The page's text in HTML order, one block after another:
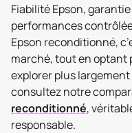
Fiabilité Epson,
performances
Epson reconditionné,
marché, tout en optant
explorer plus
consultez notre
reconditionné,
responsable.